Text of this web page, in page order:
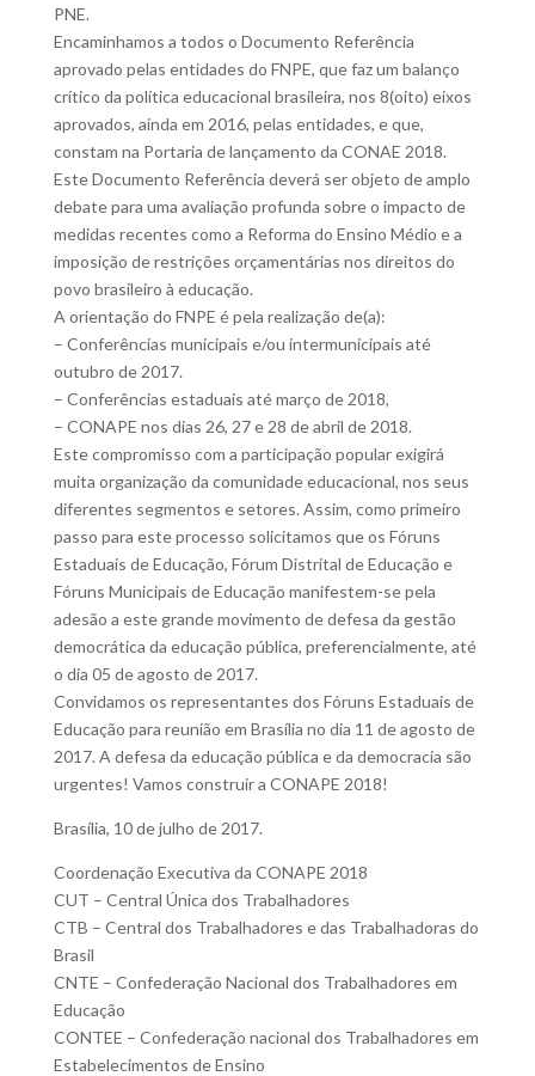
PNE.
Encaminhamos a todos o Documento Referência
aprovado pelas entidades do FNPE, que faz um balanço
crítico da política educacional brasileira, nos 8(oito) eixos
aprovados, ainda em 2016, pelas entidades, e que,
constam na Portaria de lançamento da CONAE 2018.
Este Documento Referência deverá ser objeto de amplo
debate para uma avaliação profunda sobre o impacto de
medidas recentes como a Reforma do Ensino Médio e a
imposição de restrições orçamentárias nos direitos do
povo brasileiro à educação.
A orientação do FNPE é pela realização de(a):
– Conferências municipais e/ou intermunicipais até
outubro de 2017.
– Conferências estaduais até março de 2018,
– CONAPE nos dias 26, 27 e 28 de abril de 2018.
Este compromisso com a participação popular exigirá
muita organização da comunidade educacional, nos seus
diferentes segmentos e setores. Assim, como primeiro
passo para este processo solicitamos que os Fóruns
Estaduais de Educação, Fórum Distrital de Educação e
Fóruns Municipais de Educação manifestem-se pela
adesão a este grande movimento de defesa da gestão
democrática da educação pública, preferencialmente, até
o dia 05 de agosto de 2017.
Convidamos os representantes dos Fóruns Estaduais de
Educação para reunião em Brasília no dia 11 de agosto de
2017. A defesa da educação pública e da democracia são
urgentes! Vamos construir a CONAPE 2018!
Brasília, 10 de julho de 2017.
Coordenação Executiva da CONAPE 2018
CUT – Central Única dos Trabalhadores
CTB – Central dos Trabalhadores e das Trabalhadoras do
Brasil
CNTE – Confederação Nacional dos Trabalhadores em
Educação
CONTEE – Confederação nacional dos Trabalhadores em
Estabelecimentos de Ensino